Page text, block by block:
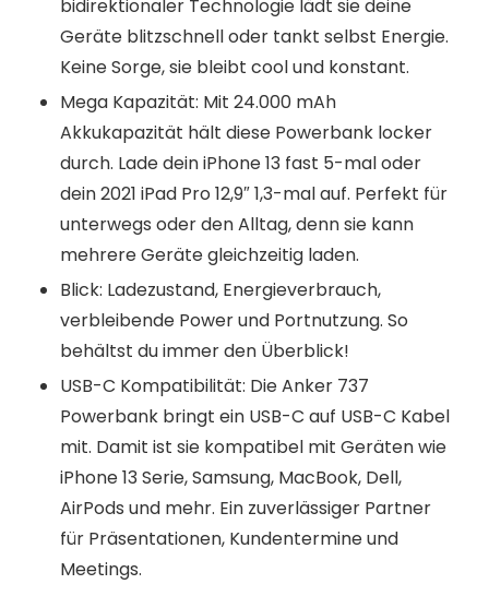
bidirektionaler Technologie lädt sie deine
Geräte blitzschnell oder tankt selbst Energie.
Keine Sorge, sie bleibt cool und konstant.
Mega Kapazität: Mit 24.000 mAh
Akkukapazität hält diese Powerbank locker
durch. Lade dein iPhone 13 fast 5-mal oder
dein 2021 iPad Pro 12,9″ 1,3-mal auf. Perfekt für
unterwegs oder den Alltag, denn sie kann
mehrere Geräte gleichzeitig laden.
Blick: Ladezustand, Energieverbrauch,
verbleibende Power und Portnutzung. So
behältst du immer den Überblick!
USB-C Kompatibilität: Die Anker 737
Powerbank bringt ein USB-C auf USB-C Kabel
mit. Damit ist sie kompatibel mit Geräten wie
iPhone 13 Serie, Samsung, MacBook, Dell,
AirPods und mehr. Ein zuverlässiger Partner
für Präsentationen, Kundentermine und
Meetings.